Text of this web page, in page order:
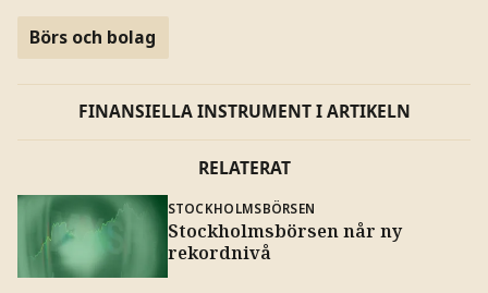
Börs och bolag
FINANSIELLA INSTRUMENT I ARTIKELN
RELATERAT
STOCKHOLMSBÖRSEN
Stockholmsbörsen når ny
rekordnivå